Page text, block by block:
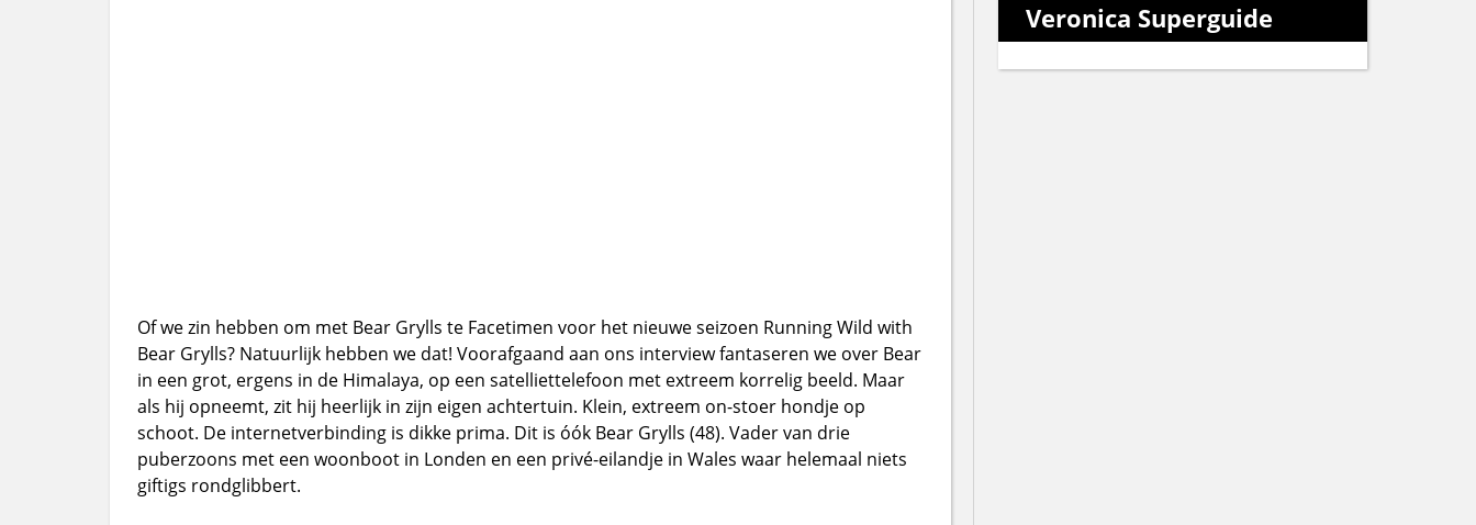
Of we zin hebben om met Bear Grylls te Facetimen voor het nieuwe seizoen Running Wild with
Bear Grylls? Natuurlijk hebben we dat! Voorafgaand aan ons interview fantaseren we over Bear
in een grot, ergens in de Himalaya, op een satelliettelefoon met extreem korrelig beeld. Maar
als hij opneemt, zit hij heerlijk in zijn eigen achtertuin. Klein, extreem on-stoer hondje op
schoot. De internetverbinding is dikke prima. Dit is óók Bear Grylls (48). Vader van drie
puberzoons met een woonboot in Londen en een privé-eilandje in Wales waar helemaal niets
giftigs rondglibbert.
Veronica Superguide